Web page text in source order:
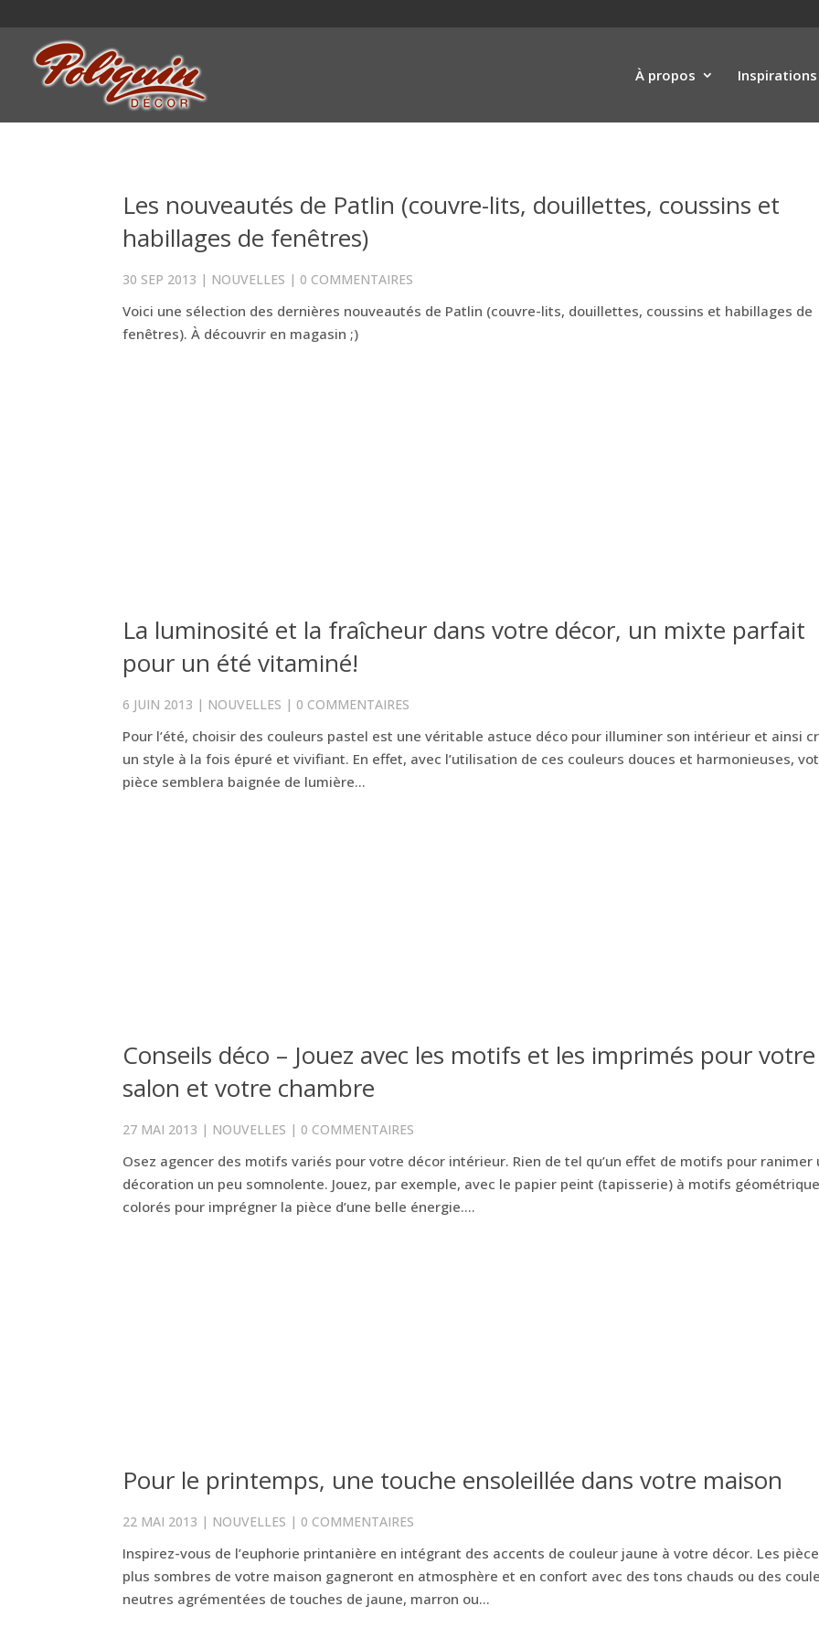
À propos Inspirations
Les nouveautés de Patlin (couvre-lits, douillettes, coussins et
habillages de fenêtres)
30 SEP 2013 | NOUVELLES | 0 COMMENTAIRES
Voici une sélection des dernières nouveautés de Patlin (couvre-lits, douillettes, coussins et habillages de
fenêtres). À découvrir en magasin ;)
La luminosité et la fraîcheur dans votre décor, un mixte parfait
pour un été vitaminé!
6 JUIN 2013 | NOUVELLES | 0 COMMENTAIRES
Pour l’été, choisir des couleurs pastel est une véritable astuce déco pour illuminer son intérieur et ainsi
un style à la fois épuré et vivifiant. En effet, avec l’utilisation de ces couleurs douces et harmonieuses,
pièce semblera baignée de lumière...
Conseils déco – Jouez avec les motifs et les imprimés pour votre
salon et votre chambre
27 MAI 2013 | NOUVELLES | 0 COMMENTAIRES
Osez agencer des motifs variés pour votre décor intérieur. Rien de tel qu’un effet de motifs pour ranimer
décoration un peu somnolente. Jouez, par exemple, avec le papier peint (tapisserie) à motifs
colorés pour imprégner la pièce d’une belle énergie....
Pour le printemps, une touche ensoleillée dans votre maison
22 MAI 2013 | NOUVELLES | 0 COMMENTAIRES
Inspirez-vous de l’euphorie printanière en intégrant des accents de couleur jaune à votre décor. Les
plus sombres de votre maison gagneront en atmosphère et en confort avec des tons chauds ou des
neutres agrémentées de touches de jaune, marron ou...